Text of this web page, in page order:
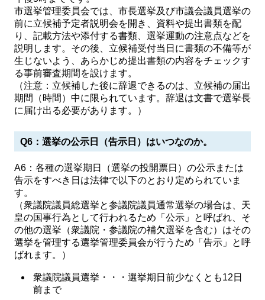
市選挙管理委員会では、市長選挙及び市議会議員選挙の
前に立候補予定者説明会を開き、資料や提出書類を配
り、記載方法や添付する書類、選挙運動の注意点などを
説明します。その後、立候補受付当日に書類の不備等が
生じないよう、あらかじめ提出書類の内容をチェックす
る事前審査期間を設けます。
（注意：立候補した後に辞退できるのは、立候補の届出
期間（時間）中に限られています。辞退は文書で選挙長
に届け出る必要があります。）
Q6：選挙の公示日（告示日）はいつなのか。
A6：各種の選挙期日（選挙の投開票日）の公示または
告示をすべき日は法律で以下のとおり定められていま
す。
（衆議院議員総選挙と参議院議員通常選挙の場合は、天
皇の国事行為として行われるため「公示」と呼ばれ、そ
の他の選挙（衆議院・参議院の補欠選挙を含む）はその
選挙を管理する選挙管理委員会が行うため「告示」と呼
ばれます。）
衆議院議員選挙・・・選挙期日前少なくとも12日
前まで